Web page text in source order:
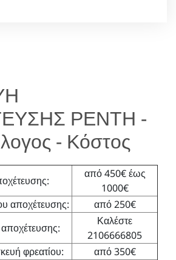
ΡΕΝΤΗ -
- Κόστος
από 450€ έως
1000€
αποχέτευσης:
από 250€
Καλέστε
2106666805
φρεατίου:
από 350€